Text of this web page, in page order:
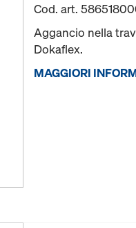
Cod. art.
Aggancio nella
Dokaflex.
MAGGIORI